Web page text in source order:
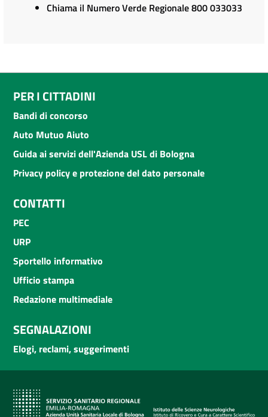
Chiama il Numero Verde Regionale 800 033033
PER I CITTADINI
Bandi di concorso
Auto Mutuo Aiuto
Guida ai servizi dell'Azienda USL di Bologna
Privacy policy e protezione del dato personale
CONTATTI
PEC
URP
Sportello informativo
Ufficio stampa
Redazione multimediale
SEGNALAZIONI
Elogi, reclami, suggerimenti